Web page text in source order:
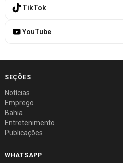
TikTok
YouTube
SEÇÕES
Notícias
Emprego
Bahia
Entretenimento
Publicações
WHATSAPP